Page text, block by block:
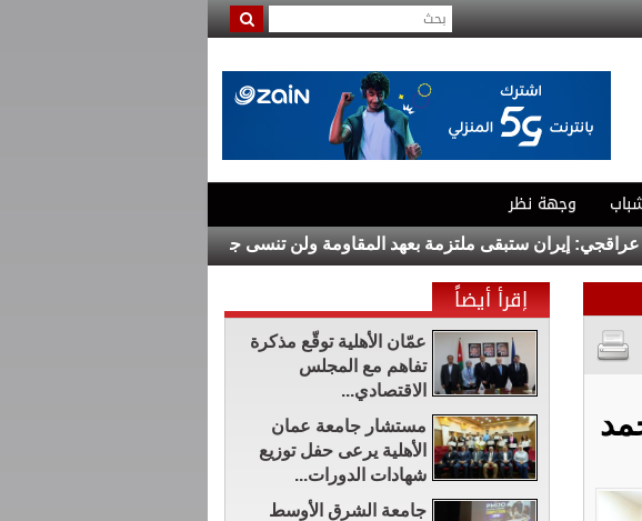
وجهة نظر
إيران ستبقى ملتزمة بعهد المقاومة ولن تنسى جرائم العدو
إقرأ أيضاً
عمّان الأهلية توقّع مذكرة
تفاهم مع المجلس
الاقتصادي...
مستشار جامعة عمان
الأهلية يرعى حفل توزيع
شهادات الدورات...
جامعة الشرق الأوسط